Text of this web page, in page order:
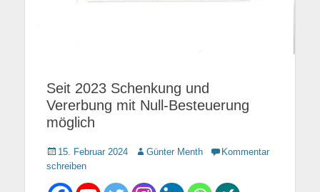
Seit 2023 Schenkung und
Vererbung mit Null-Besteuerung
möglich
Gepostet
am
15. Februar 2024 AutorGünter Menth
Kommentar
schreiben